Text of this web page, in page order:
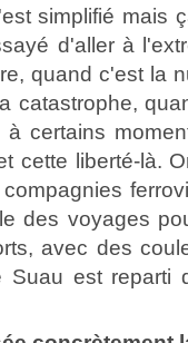
simplifié mais
d'aller à
quand c'est la
catastrophe,
certains
cette liberté-là.
des voyages
avec des
Suau est